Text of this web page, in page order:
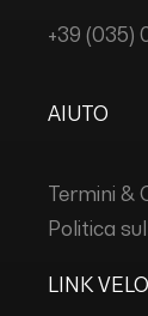
+39 (035)
AIUTO
Termini &
Politica
LINK